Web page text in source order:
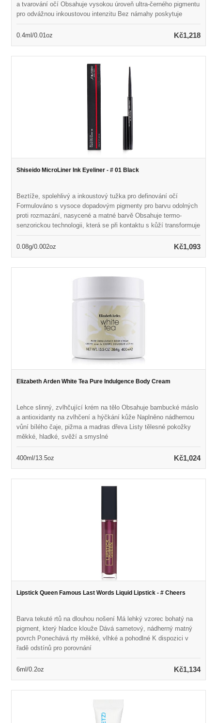
a tvarování očí Obsahuje vysokou úroveň ultra-černého pigmentu
pro odvážnou inkoustovou intenzitu Bez námahy poskytuje
nejtenčích po nejsilnější Vodní odolná vůči, odolnost proti
0.4ml/0.01oz Kč1,218
Shiseido MicroLiner Ink Eyeliner - # 01 Black
Beztíže, spolehlivý a inkoustový tužka pro definování očí
Formulováno s vysoce dopadovým pigmenty pro barvu odolných
proti rozmazání, nasycené a matné barvě Obsahuje termo-
senzorickou technologii, která se při kontaktu s kůží transformuje
24 hodin Mikro-tenký tužka může být tečkována mezi řasami
0.08g/0.002oz Kč1,093
Elizabeth Arden White Tea Pure Indulgence Body Cream
Lehce slinný, zvlhčující krém na tělo Obsahuje bambucké máslo
a antioxidanty na zvlhčení a hýčkání kůže Naplněno nádhernou
vůní bílého čaje, pižma a madras dřeva Listy tělesné pokožky
měkké, hladké, svěží a smyslné
400ml/13.5oz Kč1,024
Lipstick Queen Famous Last Words Liquid Lipstick - # Cheers
Barva tekuté rtů na dlouhou nošení Má lehký vzorec bohatý na
pigment, který hladce klouže Dává sametový, nádherný matný
povrch Ponechává rty měkké, vlhké a pohodlné K dispozici v
řadě odstínů pro porovnání
6ml/0.2oz Kč1,134